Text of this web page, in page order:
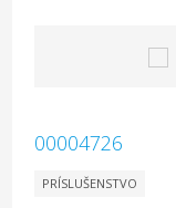
00004726
PRÍSLUŠENSTVO